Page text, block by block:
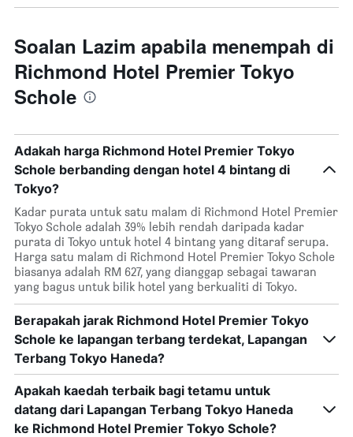
Soalan Lazim apabila menempah di
Richmond Hotel Premier Tokyo
Schole
Adakah harga Richmond Hotel Premier Tokyo
Schole berbanding dengan hotel 4 bintang di
Tokyo?
Kadar purata untuk satu malam di Richmond Hotel Premier
Tokyo Schole adalah 39% lebih rendah daripada kadar
purata di Tokyo untuk hotel 4 bintang yang ditaraf serupa.
Harga satu malam di Richmond Hotel Premier Tokyo Schole
biasanya adalah RM 627, yang dianggap sebagai tawaran
yang bagus untuk bilik hotel yang berkualiti di Tokyo.
Berapakah jarak Richmond Hotel Premier Tokyo
Schole ke lapangan terbang terdekat, Lapangan
Terbang Tokyo Haneda?
Apakah kaedah terbaik bagi tetamu untuk
datang dari Lapangan Terbang Tokyo Haneda
ke Richmond Hotel Premier Tokyo Schole?